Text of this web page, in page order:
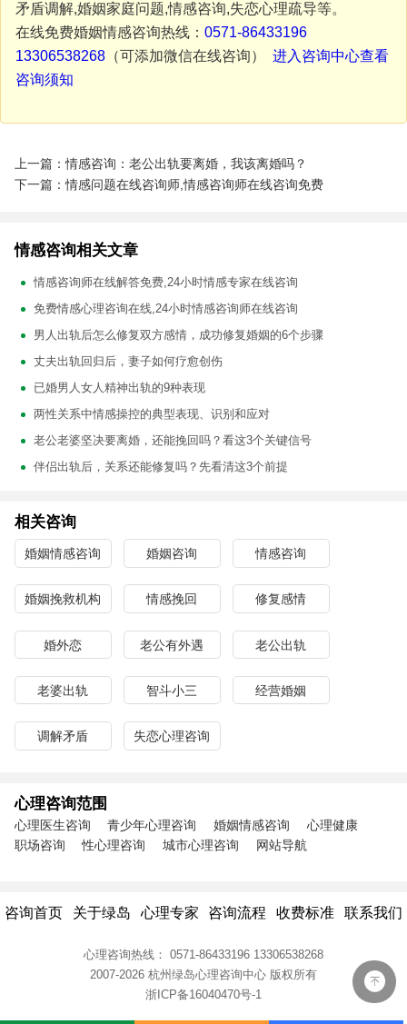
矛盾调解,婚姻家庭问题,情感咨询,失恋心理疏导等。
在线免费婚姻情感咨询热线： 0571-86433196
13306538268（可添加微信在线咨询） 进入咨询中心查看
咨询须知
上一篇：情感咨询：老公出轨要离婚，我该离婚吗？
下一篇：情感问题在线咨询师,情感咨询师在线咨询免费
情感咨询相关文章
情感咨询师在线解答免费,24小时情感专家在线咨询
免费情感心理咨询在线,24小时情感咨询师在线咨询
男人出轨后怎么修复双方感情，成功修复婚姻的6个步骤
丈夫出轨回归后，妻子如何疗愈创伤
已婚男人女人精神出轨的9种表现
两性关系中情感操控的典型表现、识别和应对
老公老婆坚决要离婚，还能挽回吗？看这3个关键信号
伴侣出轨后，关系还能修复吗？先看清这3个前提
相关咨询
婚姻情感咨询 婚姻咨询 情感咨询
婚姻挽救机构 情感挽回 修复感情
婚外恋 老公有外遇 老公出轨
老婆出轨 智斗小三 经营婚姻
调解矛盾 失恋心理咨询
心理咨询范围
心理医生咨询 青少年心理咨询 婚姻情感咨询
心理健康
职场咨询
性心理咨询 城市心理咨询 网站导航
咨询首页 关于绿岛 心理专家 咨询流程 收费标准 联系我们
心理咨询热线： 0571-86433196 13306538268
2007-2026 杭州绿岛心理咨询中心 版权所有
浙ICP备16040470号-1